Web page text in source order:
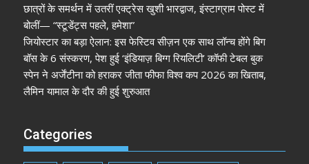
छात्रों के समर्थन में उतरीं एक्ट्रेस खुशी भारद्वाज, इंस्टाग्राम पोस्ट में
बोलीं— “स्टूडेंट्स पहले, हमेशा”
जियोस्टार का बड़ा ऐलान: इस फेस्टिव सीज़न एक साथ लॉन्च होंगे बिग
बॉस के 6 संस्करण, पेश हुई ‘इंडियाज़ बिग्ग रियलिटी’ कॉफी टेबल बुक
स्पेन ने अर्जेंटीना को हराकर जीता फीफा विश्व कप 2026 का खिताब,
लैमिन यामाल के दौर की हुई शुरुआत
Categories